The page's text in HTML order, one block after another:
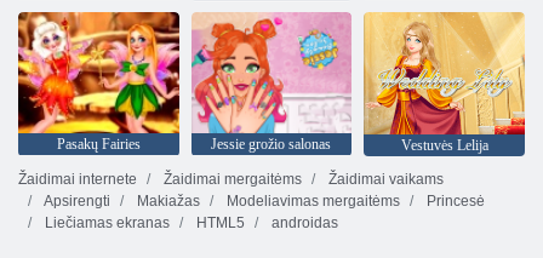
Pasakų Fairies Jessie grožio salonas
Vestuvės Lelija
Žaidimai internete
Žaidimai mergaitėms
Žaidimai vaikams
Apsirengti
Makiažas Modeliavimas mergaitėms
Princesė
Liečiamas ekranas
HTML5 androidas